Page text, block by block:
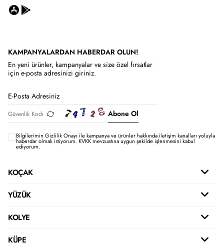
KAMPANYALARDAN HABERDAR OLUN!
En yeni ürünler, kampanyalar ve size özel fırsatlar
için e-posta adresinizi giriniz.
Abone Ol
Bilgilerimin Gizlilik Onayı ile kampanya ve ürünler hakkında iletişim kanalları yoluyla
haberdar olmak istiyorum.KVKK mevzuatına uygun şekilde işlenmesini kabul
ediyorum.
KOÇAK
YÜZÜK
KOLYE
KÜPE